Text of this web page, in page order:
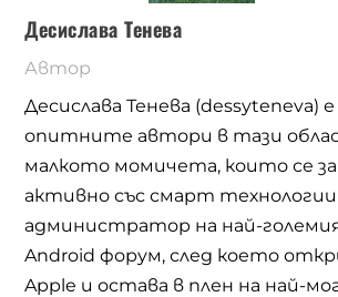
Десислава Тенева
Автор
Десислава Тенева (dessyteneva)
опитните автори в тази
малкото момичета, които се
активно със смарт технологии
администратор на най-
Android форум, след което
Apple и остава в плен на най-